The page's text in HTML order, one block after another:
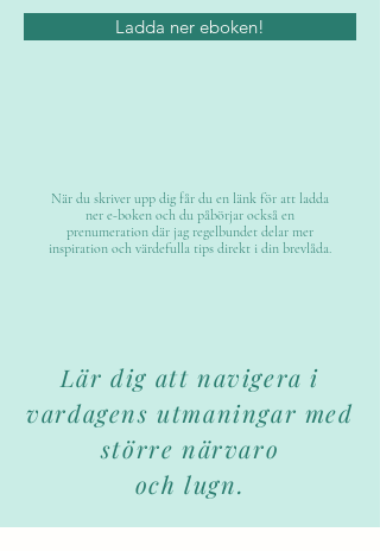
Ladda ner eboken!
När du skriver upp dig får du en länk för att ladda
ner e-boken och du påbörjar också en
prenumeration där jag regelbundet delar mer
inspiration och värdefulla tips direkt i din brevlåda.
Lär dig att navigera i
vardagens utmaningar med
större närvaro
och lugn.